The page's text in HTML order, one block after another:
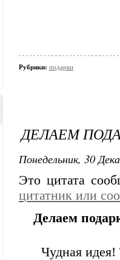
Рубрики: подарки
ДЕЛАЕМ
Понедельник, 30
Это цитата
цитатник или
Делаем
Чудная